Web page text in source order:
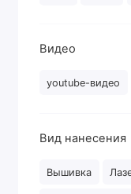
Видео
youtube-видео
Вид нанесения
Вышивка